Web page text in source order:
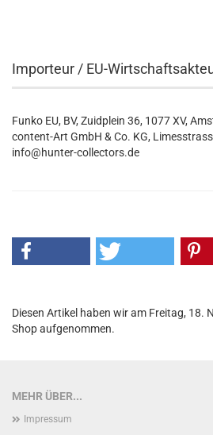
Importeur / EU-
Funko EU, BV, Zuidplein 36, 1077 XV,
content-Art GmbH & Co. KG,
info@hunter-collectors.de
Diesen Artikel haben wir am Freitag, 18.
Shop aufgenommen.
MEHR ÜBER...
Impressum